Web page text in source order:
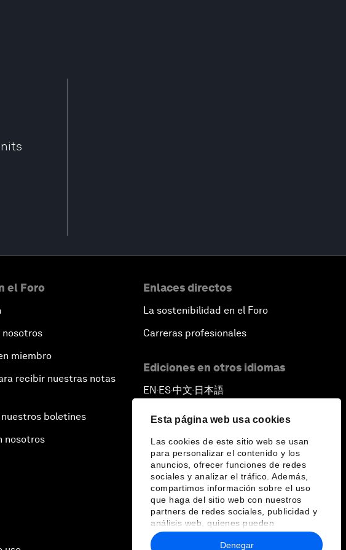
Esta página web usa cookies
Las cookies de este sitio web se usan
para personalizar el contenido y los
anuncios, ofrecer funciones de redes
sociales y analizar el tráfico. Además,
compartimos información sobre el uso
que haga del sitio web con nuestros
partners de redes sociales, publicidad y
análisis web, quienes pueden
combinarla con otra información que les
haya proporcionado o que hayan
Denegar
el Foro
nosotros
miembro
recibir nuestras notas
boletines
nosotros
Enlaces directos
La sostenibilidad en el Foro
Carreras profesionales
Ediciones en otros idiomas
EN ▪ES▪中文▪ 日本語